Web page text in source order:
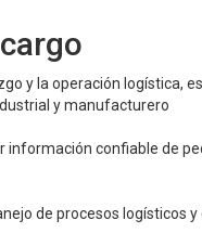
y la operación logística,
y manufacturero
información confiable de
de procesos logísticos